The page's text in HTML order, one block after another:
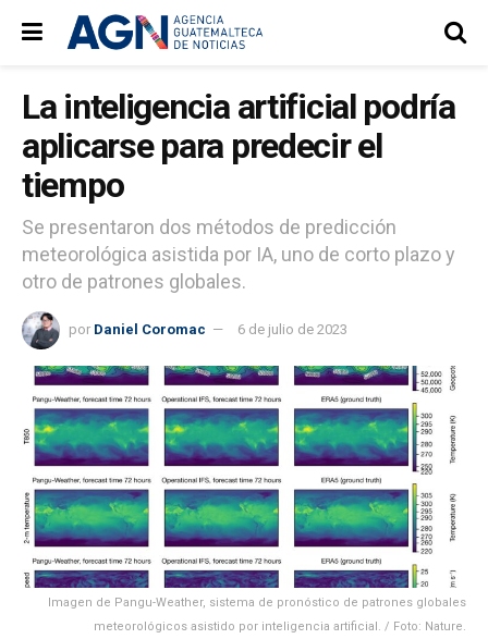
La inteligencia artificial podría
aplicarse para predecir el
tiempo
Se presentaron dos métodos de predicción
meteorológica asistida por IA, uno de corto plazo y
otro de patrones globales.
por Daniel Coromac 6 de julio de 2023
Imagen de Pangu-Weather, sistema de pronóstico de patrones globales
meteorológicos asistido por inteligencia artificial. / Foto: Nature.